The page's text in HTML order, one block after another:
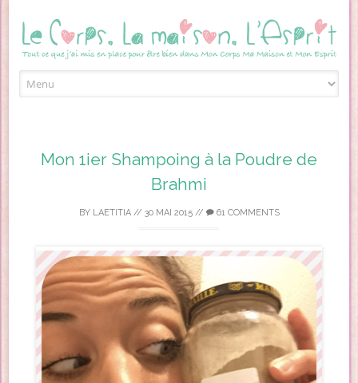
Mon 1ier Shampoing à la Poudre de
Brahmi
BY LAETITIA// 30 MAI 2015// 61 COMMENTS